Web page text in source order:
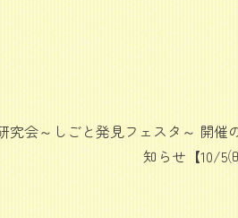
究会～しごと発見フェスタ～ 開催
知らせ【10/5